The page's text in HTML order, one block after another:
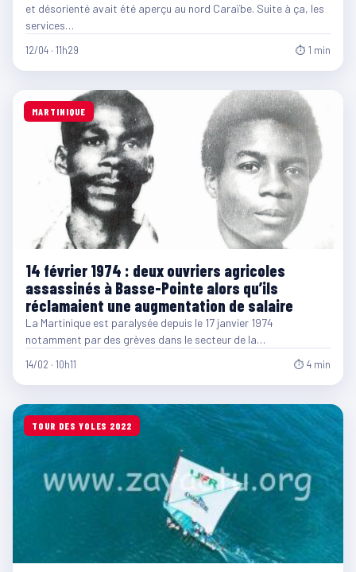
et désorienté avait été aperçu au nord Caraïbe. Suite à ça, les
services…
12/04 · 11h29 ⏱ 1 min
MARTINIQUE
14 février 1974 : deux ouvriers agricoles
assassinés à Basse-Pointe alors qu’ils
réclamaient une augmentation de salaire
La Martinique est paralysée depuis le 17 janvier 1974
notamment par des grèves dans le secteur de la…
14/02 · 10h11 ⏱ 4 min
TOUR DES YOLES 2022